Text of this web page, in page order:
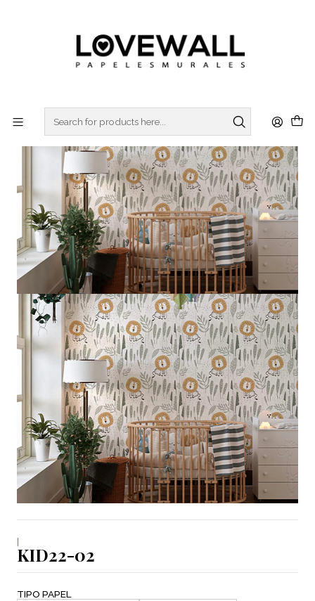
Home KIDS KID22-02
|
KID22-02
TIPO PAPEL